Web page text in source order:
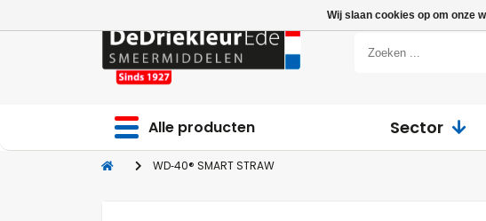
Alle producten Sector
WD‑40® SMART STRAW
Wij slaan cookies op om onze